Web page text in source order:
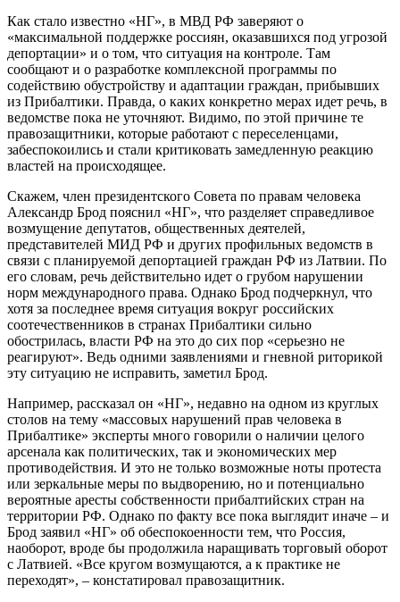
Как стало известно «НГ», в МВД РФ заверяют о
«максимальной поддержке россиян, оказавшихся под угрозой
депортации» и о том, что ситуация на контроле. Там
сообщают и о разработке комплексной программы по
содействию обустройству и адаптации граждан, прибывших
из Прибалтики. Правда, о каких конкретно мерах идет речь, в
ведомстве пока не уточняют. Видимо, по этой причине те
правозащитники, которые работают с переселенцами,
забеспокоились и стали критиковать замедленную реакцию
властей на происходящее.
Скажем, член президентского Совета по правам человека
Александр Брод пояснил «НГ», что разделяет справедливое
возмущение депутатов, общественных деятелей,
представителей МИД РФ и других профильных ведомств в
связи с планируемой депортацией граждан РФ из Латвии. По
его словам, речь действительно идет о грубом нарушении
норм международного права. Однако Брод подчеркнул, что
хотя за последнее время ситуация вокруг российских
соотечественников в странах Прибалтики сильно
обострилась, власти РФ на это до сих пор «серьезно не
реагируют». Ведь одними заявлениями и гневной риторикой
эту ситуацию не исправить, заметил Брод.
Например, рассказал он «НГ», недавно на одном из круглых
столов на тему «массовых нарушений прав человека в
Прибалтике» эксперты много говорили о наличии целого
арсенала как политических, так и экономических мер
противодействия. И это не только возможные ноты протеста
или зеркальные меры по выдворению, но и потенциально
вероятные аресты собственности прибалтийских стран на
территории РФ. Однако по факту все пока выглядит иначе – и
Брод заявил «НГ» об обеспокоенности тем, что Россия,
наоборот, вроде бы продолжила наращивать торговый оборот
с Латвией. «Все кругом возмущаются, а к практике не
переходят», – констатировал правозащитник.